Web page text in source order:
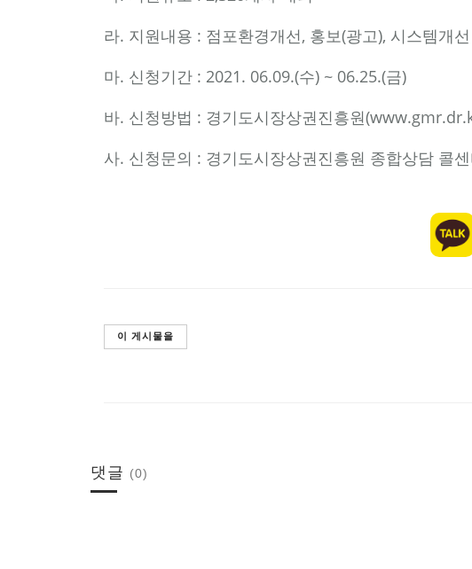
라. 지원내용 : 점포환경개선, 홍보(광고), 시스템개
마. 신청기간 : 2021. 06.09.(수) ~ 06.25.(금)
바. 신청방법 : 경기도시장상권진흥원(
사. 신청문의 : 경기도시장상권진흥원 종합상담 콜
이 게시물을
댓글 (0)